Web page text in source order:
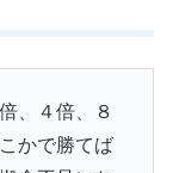
、４倍、８
かで勝てば